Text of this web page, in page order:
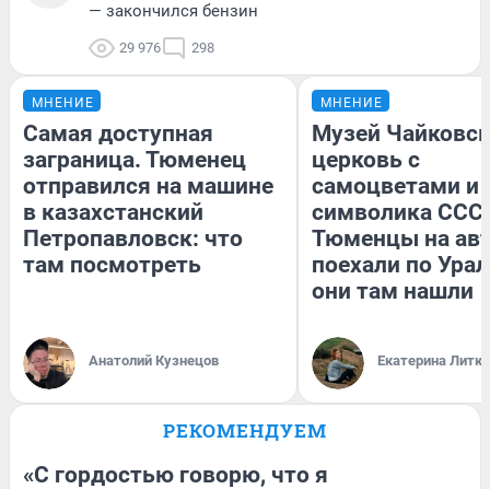
— закончился бензин
29 976 298
МНЕНИЕ
Самая доступная
заграница. Тюменец
отправился на машине
в казахстанский
Петропавловск: что
там посмотреть
Анатолий Кузнецов
МНЕНИЕ
Музей
церковь с
самоцветами и
символика
Тюменцы на
поехали по
они там нашли
Екатерина
РЕКОМЕНДУЕМ
«С гордостью говорю, что я